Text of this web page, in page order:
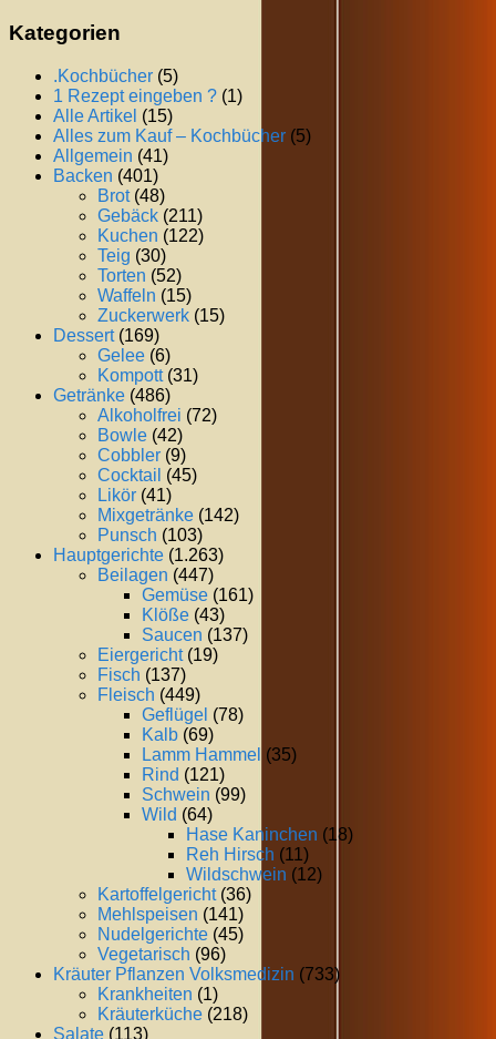
Kategorien
.Kochbücher (5)
1 Rezept eingeben ? (1)
Alle Artikel (15)
Alles zum Kauf – Kochbücher (5)
Allgemein (41)
Backen (401)
Brot(48)
Gebäck (211)
Kuchen (122)
Teig (30)
Torten (52)
Waffeln (15)
Zuckerwerk (15)
Dessert(169)
Gelee (6)
Kompott(31)
Getränke (486)
Alkoholfrei (72)
Bowle (42)
Cobbler (9)
Cocktail (45)
Likör (41)
Mixgetränke (142)
Punsch (103)
Hauptgerichte (1.263)
Beilagen (447)
Gemüse (161)
Klöße (43)
Saucen (137)
Eiergericht(19)
Fisch (137)
Fleisch (449)
Geflügel (78)
Kalb (69)
Lamm Hammel (35)
Rind (121)
Schwein (99)
Wild (64)
Hase Kaninchen (18)
Reh Hirsch (11)
Wildschwein (12)
Kartoffelgericht(36)
Mehlspeisen (141)
Nudelgerichte (45)
Vegetarisch (96)
Kräuter Pflanzen Volksmedizin (733)
Krankheiten (1)
Kräuterküche (218)
Salate (113)